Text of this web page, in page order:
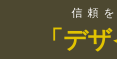
信頼
「デ